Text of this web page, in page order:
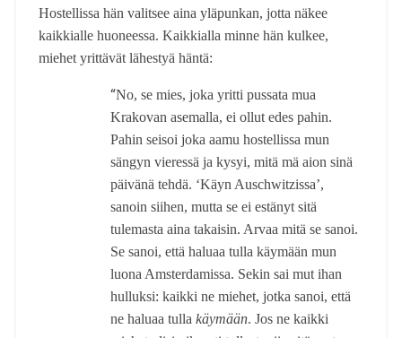
Hostellissa hän valitsee aina yläpunkan, jotta näkee
kaikkialle huoneessa. Kaikkialla minne hän kulkee,
miehet yrittävät lähestyä häntä:
“No, se mies, joka yritti pussata mua
Krakovan asemalla, ei ollut edes pahin.
Pahin seisoi joka aamu hostellissa mun
sängyn vieressä ja kysyi, mitä mä aion sinä
päivänä tehdä. ‘Käyn Auschwitzissa’,
sanoin siihen, mutta se ei estänyt sitä
tulemasta aina takaisin. Arvaa mitä se sanoi.
Se sanoi, että haluaa tulla käymään mun
luona Amsterdamissa. Sekin sai mut ihan
hulluksi: kaikki ne miehet, jotka sanoi, että
ne haluaa tulla käymään. Jos ne kaikki